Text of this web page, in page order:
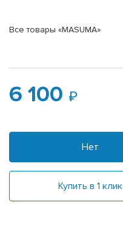
Все товары «MASUMA»
6 100
Нет
Купить в 1 клик